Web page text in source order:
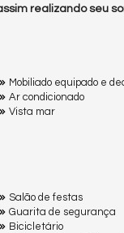
realizando seu
Mobiliado equipado e
Ar condicionado
Vista mar
Salão de festas
Guarita de segurança
Bicicletário